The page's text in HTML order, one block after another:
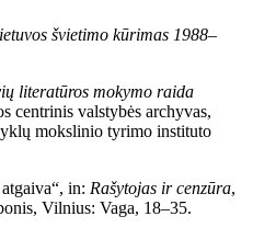
švietimo kūrimas 1988–
literatūros mokymo raida
centrinis valstybės archyvas,
mokslinio tyrimo instituto
in: Rašytojas ir cenzūra,
Vilnius: Vaga, 18–35.